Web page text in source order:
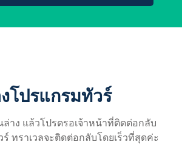
โปรแกรมทัวร์
าง แล้วโปรดรอเจ้าหน้าที่ติดต่อกลับ
ทราเวลจะติดต่อกลับโดยเร็วที่สุดค่ะ